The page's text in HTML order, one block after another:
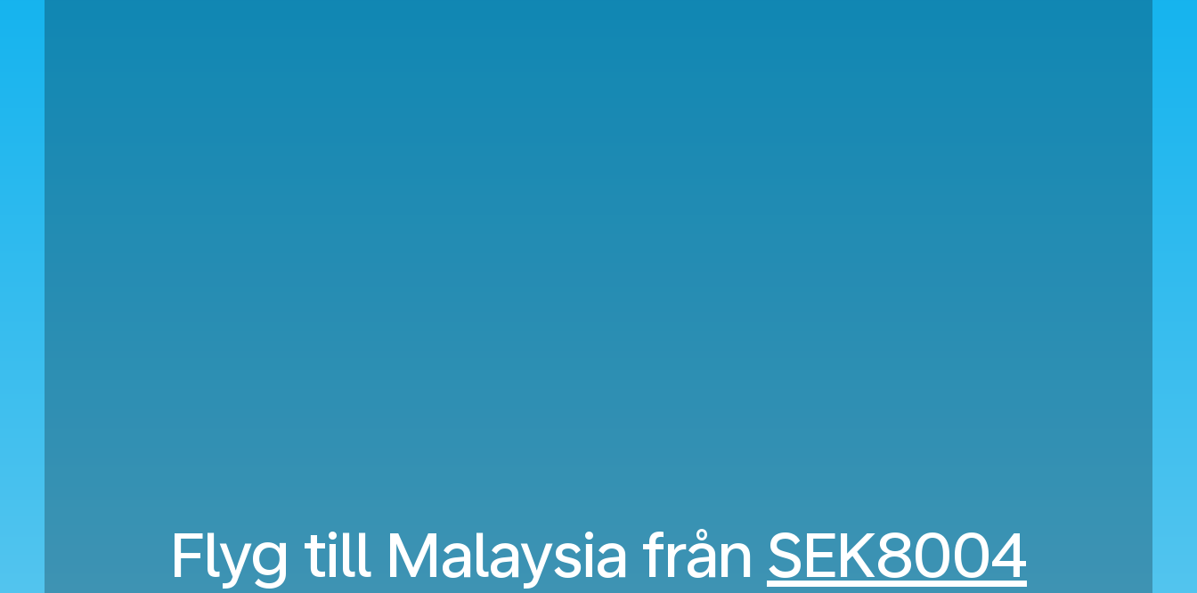
Flyg till Malaysia från SEK8004